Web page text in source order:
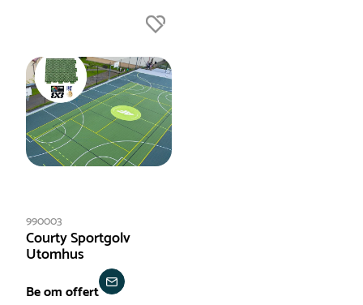
990003
Courty Sportgolv
Utomhus
Be om offert